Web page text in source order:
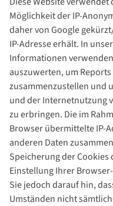
Möglichkeit der IP-
daher von Google
IP-Adresse erhält. In
Informationen
auszuwerten, um
zusammenzustellen und
und der Internetnutzung
zu erbringen. Die im
Browser übermittelte IP-
anderen Daten
Speicherung der
Einstellung Ihrer
Sie jedoch darauf hin,
Umständen nicht